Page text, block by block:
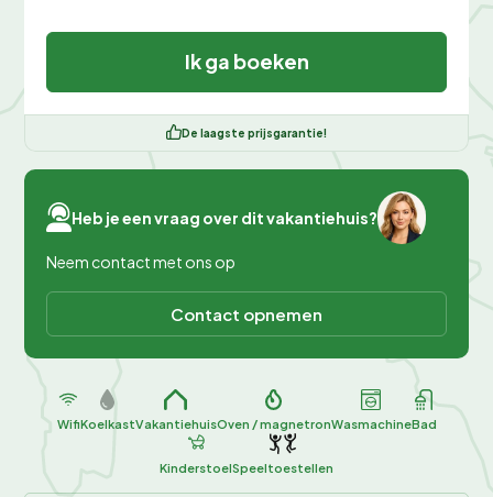
Ik ga boeken
De laagste prijsgarantie!
Heb je een vraag over dit vakantiehuis?
Neem contact met ons op
Contact opnemen
WifiKoelkastVakantiehuisOven / magnetronWasmachineBad
KinderstoelSpeeltoestellen